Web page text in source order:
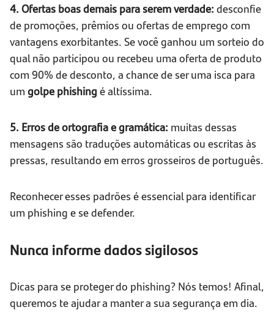
4. Ofertas boas demais para serem verdade: desconfie
de promoções, prêmios ou ofertas de emprego com
vantagens exorbitantes. Se você ganhou um sorteio do
qual não participou ou recebeu uma oferta de produto
com 90% de desconto, a chance de ser uma isca para
um golpe phishing é altíssima.
5. Erros de ortografia e gramática: muitas dessas
mensagens são traduções automáticas ou escritas às
pressas, resultando em erros grosseiros de português.
Reconhecer esses padrões é essencial para identificar
um phishing e se defender.
Nunca informe dados sigilosos
Dicas para se proteger do phishing? Nós temos! Afinal,
queremos te ajudar a manter a sua segurança em dia.